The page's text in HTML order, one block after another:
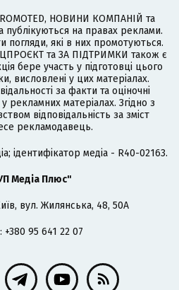
НОВИНИ КОМПАНІЙ та
на правах реклами.
погляди, які в них промотуються.
та ЗА ПІДТРИМКИ також є
бере участь у підготовці цього
висловлені у цих матеріалах.
за факти та оціночні
рекламних матеріалах. Згідно з
відповідальність за зміст
рекламодавець.
ідентифікатор медіа - R40-02163.
Медіа Плюс"
вул. Жилянська, 48, 50А
95 641 22 07